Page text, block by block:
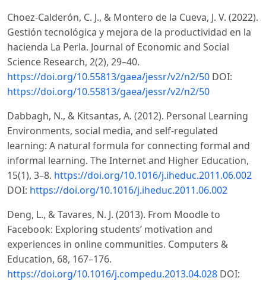
Choez-Calderón, C. J., & Montero de la Cueva, J. V. (2022).
Gestión tecnológica y mejora de la productividad en la
hacienda La Perla. Journal of Economic and Social
Science Research, 2(2), 29–40.
https://doi.org/10.55813/gaea/jessr/v2/n2/50 DOI:
https://doi.org/10.55813/gaea/jessr/v2/n2/50
Dabbagh, N., & Kitsantas, A. (2012). Personal Learning
Environments, social media, and self-regulated
learning: A natural formula for connecting formal and
informal learning. The Internet and Higher Education,
15(1), 3–8. https://doi.org/10.1016/j.iheduc.2011.06.002
DOI: https://doi.org/10.1016/j.iheduc.2011.06.002
Deng, L., & Tavares, N. J. (2013). From Moodle to
Facebook: Exploring students’ motivation and
experiences in online communities. Computers &
Education, 68, 167–176.
https://doi.org/10.1016/j.compedu.2013.04.028 DOI: